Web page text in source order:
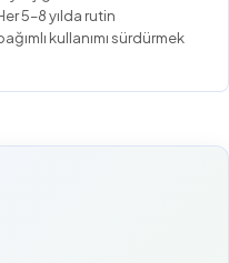
5–8 yılda rutin
kullanımı sürdürmek